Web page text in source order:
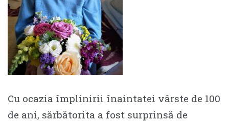
Cu ocazia împlinirii înaintatei vârste de 100
de ani, sărbătorita a fost surprinsă de